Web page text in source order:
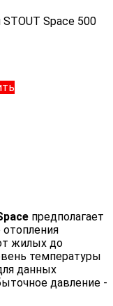
Space 500
предполагает
жилых до
температуры
данных
давление -